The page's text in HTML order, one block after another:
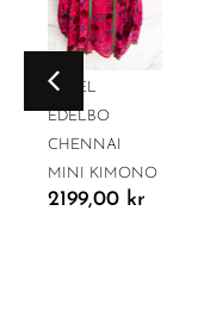
SISSEL
EDELBO
CHENNAI
MINI KIMONO
2199,00 kr